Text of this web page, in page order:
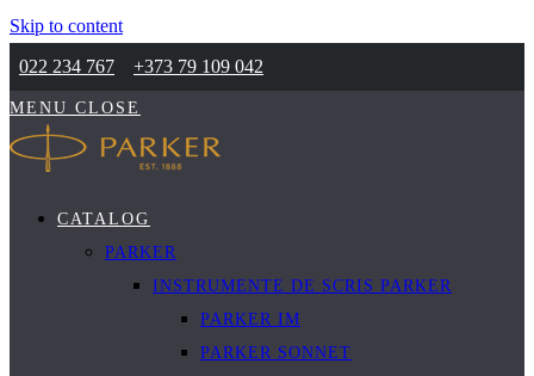
Skip to content
022 234 767
+373 79 109 042
MENU CLOSE
CATALOG
PARKER
INSTRUMENTE DE SCRIS PARKER
PARKER IM
PARKER SONNET